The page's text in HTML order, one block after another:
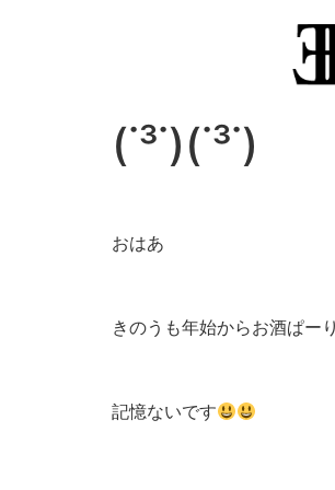
(˙³˙)(˙³˙)
おはあ
きのうも年始からお酒ぱー
記憶ないです